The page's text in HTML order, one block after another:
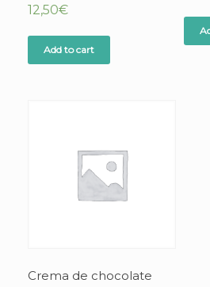
12,50€
Add to cart
Crema de chocolate